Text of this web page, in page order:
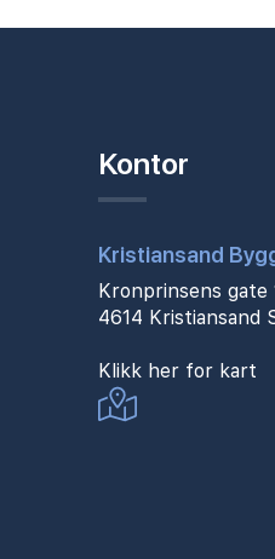
Kontor
Kristiansand
Kronprinsens gate
4614 Kristiansand
Klikk her for kart